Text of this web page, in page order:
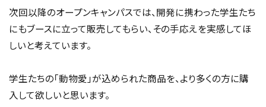
次回以降のオープンキャンパスでは、開発に携わった学生たち
にもブースに立って販売してもらい、その手応えを実感してほ
しいと考えています。
学生たちの「動物愛」が込められた商品を、より多くの方に購
入して欲しいと思います。